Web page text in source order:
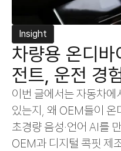
Insight
차량용 온디바
전트, 운전 경
이번 글에서는 자동차
있는지, 왜 OEM들이 온
초경량 음성·언어 AI를
OEM과 디지털 콕핏 제